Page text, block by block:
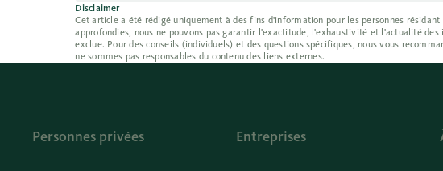
Disclaimer
Cet article a été rédigé uniquement à des fins d'information pour les personnes
approfondies, nous ne pouvons pas garantir l'exactitude, l'exhaustivité et l'actualité
exclue. Pour des conseils (individuels) et des questions spécifiques, nous vous
ne sommes pas responsables du contenu des liens externes.
Personnes privées Entreprises